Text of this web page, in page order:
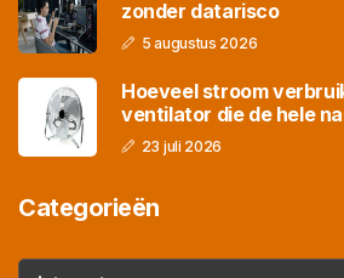
zonder datarisco
5 augustus 2026
Hoeveel stroom
ventilator die de hele
23 juli 2026
Categorieën